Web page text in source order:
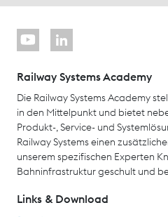
Railway Systems Academy
Die Railway Systems Academy
in den Mittelpunkt und bietet
Produkt-, Service- und
Railway Systems einen
unserem spezifischen Experten
Bahninfrastruktur geschult und
Links & Download